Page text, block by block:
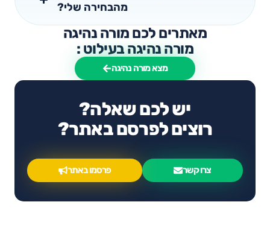
מהבחירה שלי?
מאתרים לכם מורה נהיגה
מורה נהיגה בעילוט :
מצא מורה נהיגה
יש לכם שאלה?
רוצים לפרסם באתר?
צרו קשר פרסמו באתר